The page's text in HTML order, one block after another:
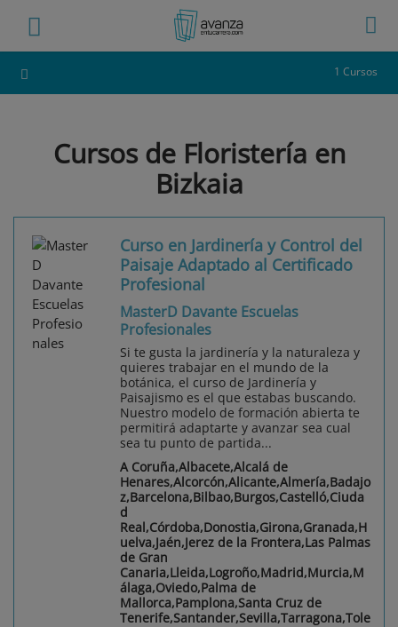
1 Cursos
Cursos de Floristería en
Bizkaia
Curso en Jardinería y Control del
Paisaje Adaptado al Certificado
Profesional
MasterD Davante Escuelas
Profesionales
Si te gusta la jardinería y la naturaleza y
quieres trabajar en el mundo de la
botánica, el curso de Jardinería y
Paisajismo es el que estabas buscando.
Nuestro modelo de formación abierta te
permitirá adaptarte y avanzar sea cual
sea tu punto de partida...
A Coruña,Albacete,Alcalá de
Henares,Alcorcón,Alicante,Almería,Badajo
z,Barcelona,Bilbao,Burgos,Castelló,Ciuda
d
Real,Córdoba,Donostia,Girona,Granada,H
uelva,Jaén,Jerez de la Frontera,Las Palmas
de Gran
Canaria,Lleida,Logroño,Madrid,Murcia,M
álaga,Oviedo,Palma de
Mallorca,Pamplona,Santa Cruz de
Tenerife,Santander,Sevilla,Tarragona,Tole